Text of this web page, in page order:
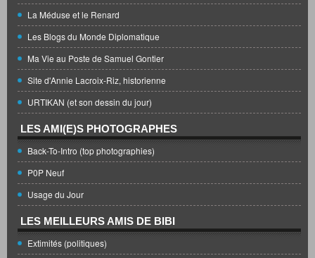
La Méduse et le Renard
Les Blogs du Monde Diplomatique
Ma Vie au Poste de Samuel Gontier
Site d'Annie Lacroix-Riz, historienne
URTIKAN (et son dessin du jour)
LES AMI(E)S PHOTOGRAPHES
Back-To-Intro (top photographies)
P0P Neuf
Usage du Jour
LES MEILLEURS AMIS DE BIBI
Extimités (politiques)